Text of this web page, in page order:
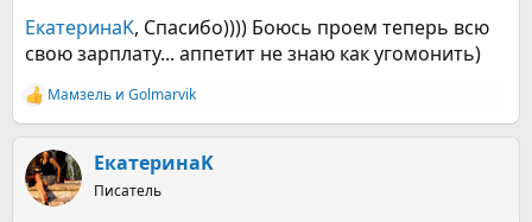
ЕкатеринаK, Спасибо)))) Боюсь проем теперь всю
свою зарплату... аппетит не знаю как угомонить)
Р
е
к
ц
и
Мамзель и Golmarvik
ЕкатеринаK
Писатель